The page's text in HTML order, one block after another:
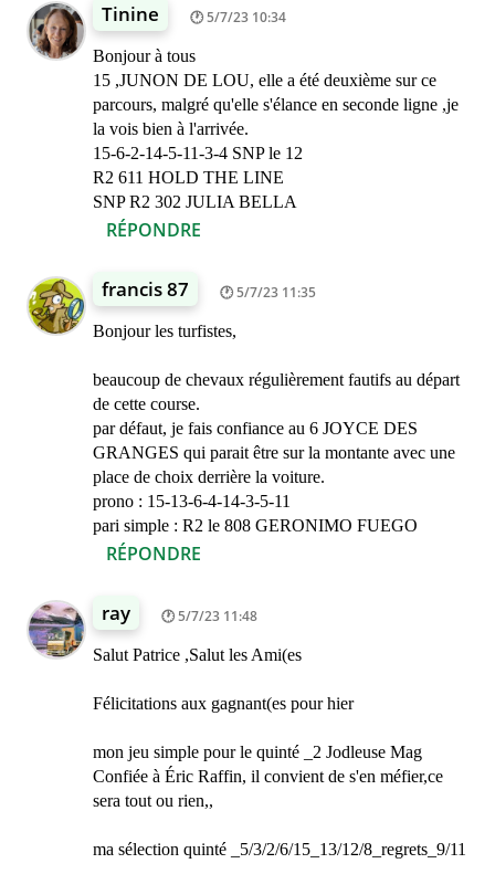
Tinine 5/7/23 10:34
Bonjour à tous
15 ,JUNON DE LOU, elle a été deuxième sur ce
parcours, malgré qu'elle s'élance en seconde ligne ,je
la vois bien à l'arrivée.
15-6-2-14-5-11-3-4 SNP le 12
R2 611 HOLD THE LINE
SNP R2 302 JULIA BELLA
RÉPONDRE
francis 87 5/7/23 11:35
Bonjour les turfistes,
beaucoup de chevaux régulièrement fautifs au départ
de cette course.
par défaut, je fais confiance au 6 JOYCE DES
GRANGES qui parait être sur la montante avec une
place de choix derrière la voiture.
prono : 15-13-6-4-14-3-5-11
pari simple : R2 le 808 GERONIMO FUEGO
RÉPONDRE
ray 5/7/23 11:48
Salut Patrice ,Salut les Ami(es
Félicitations aux gagnant(es pour hier
mon jeu simple pour le quinté _2 Jodleuse Mag
Confiée à Éric Raffin, il convient de s'en méfier,ce
sera tout ou rien,,
ma sélection quinté _5/3/2/6/15_13/12/8_regrets_9/11